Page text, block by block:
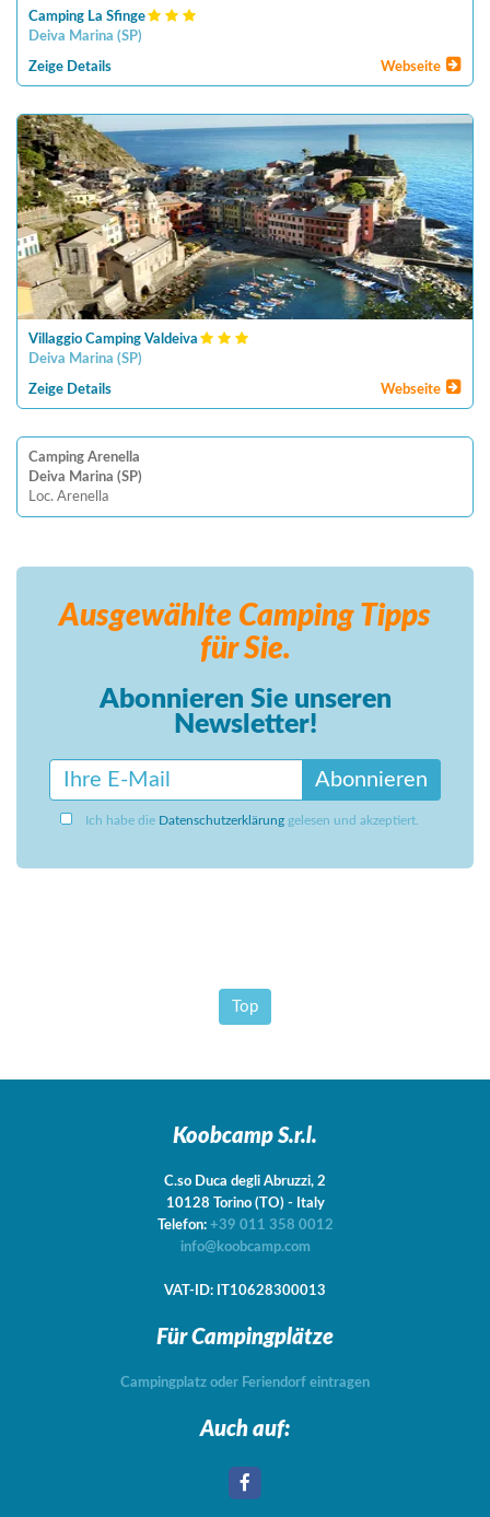
Camping La Sfinge
Deiva Marina (SP)
Zeige Details Webseite
Villaggio Camping Valdeiva
Deiva Marina (SP)
Zeige Details Webseite
Camping Arenella
Deiva Marina (SP)
Loc. Arenella
Ausgewählte Camping Tipps
für Sie.
Abonnieren Sie unseren
Newsletter!
Abonnieren
Ich habe die Datenschutzerklärung gelesen und akzeptiert.
Top
Koobcamp S.r.l.
C.so Duca degli Abruzzi, 2
10128 Torino (TO) - Italy
Telefon: +39 011 358 0012
info@koobcamp.com
VAT-ID: IT10628300013
Für Campingplätze
Campingplatz oder Feriendorf eintragen
Auch auf: